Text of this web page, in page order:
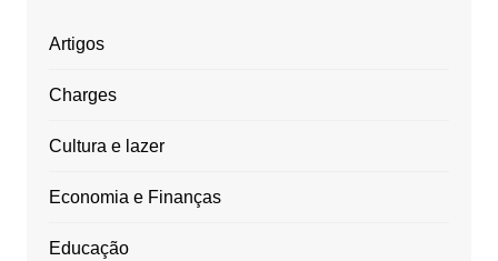
Artigos
Charges
Cultura e lazer
Economia e Finanças
Educação